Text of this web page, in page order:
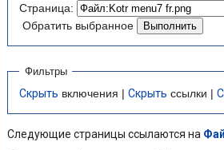
навигации
поиску
Страница:
Обратить выбранное
Фильтры
Скрыть включения | Скрыть ссылки |
Следующие страницы ссылаются на